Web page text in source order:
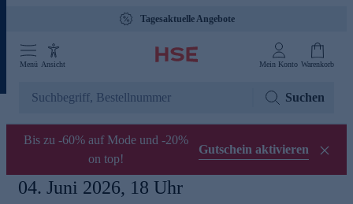
Tagesaktuelle Angebote
Menü Ansicht Mein Konto Warenkorb
Suchen
Bis zu -60% auf Mode und -20%
on top!
Gutschein aktivieren
04. Juni 2026, 18 Uhr